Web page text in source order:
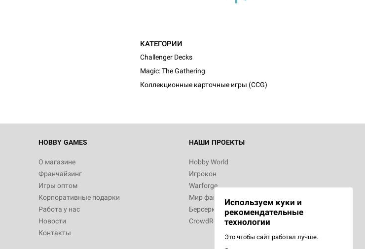
КАТЕГОРИИ
Challenger Decks
Magic: The Gathering
Коллекционные карточные игры (CCG)
HOBBY GAMES
О магазине
Франчайзинг
Игры оптом
Корпоративные подарки
Работа у нас
Новости
Контакты
НАШИ ПРОЕКТЫ
Hobby World
Игрокон
Warforge
Мир фантастики
Берсерк
CrowdRepublic
Используем куки и
рекомендательные
технологии
Это чтобы сайт работал лучше.